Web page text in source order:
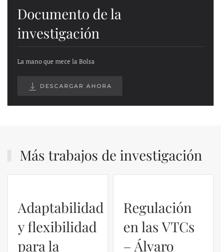
Documento de la
investigación
La mano que mece la Bolsa
DESCARGAR AHORA
Más trabajos de investigación
Adaptabilidad
y flexibilidad
para la
Regulación
en las VTCs
– Álvaro